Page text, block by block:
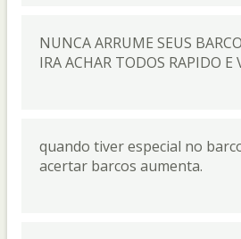
NUNCA ARRUME SEUS
IRA ACHAR TODOS RAPIDO E
quando tiver especial no
acertar barcos aumenta.